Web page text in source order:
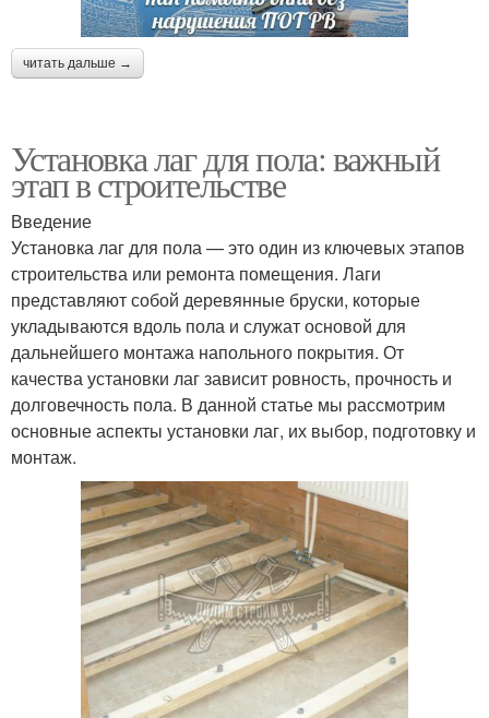
читать дальше →
Установка лаг для пола: важный
этап в строительстве
Введение
Установка лаг для пола — это один из ключевых этапов
строительства или ремонта помещения. Лаги
представляют собой деревянные бруски, которые
укладываются вдоль пола и служат основой для
дальнейшего монтажа напольного покрытия. От
качества установки лаг зависит ровность, прочность и
долговечность пола. В данной статье мы рассмотрим
основные аспекты установки лаг, их выбор, подготовку и
монтаж.